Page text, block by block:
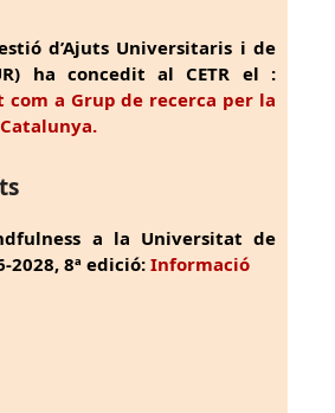
d’Ajuts Universitaris i de
ha concedit al CETR el :
com a Grup de recerca per la
a la Universitat de
2028, 8ª edició:Informació